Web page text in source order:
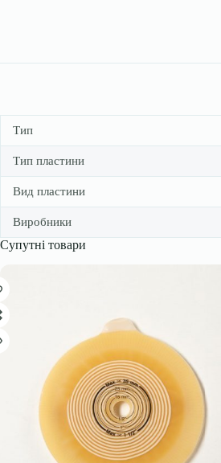
Тип
Тип пластини
Вид пластини
Виробники
Супутні товари